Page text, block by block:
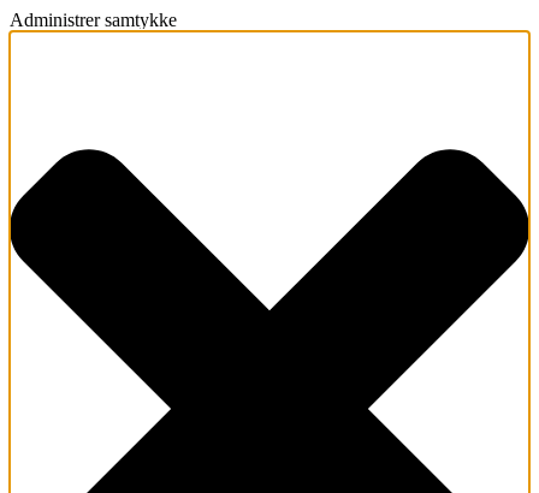
Administrer samtykke